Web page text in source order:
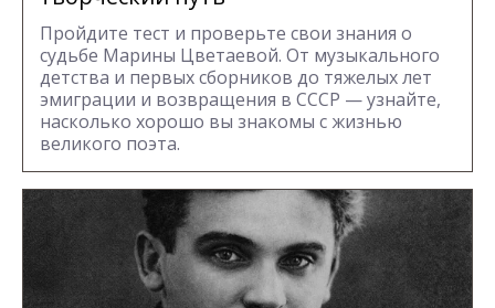
Пройдите тест и проверьте свои знания о
судьбе Марины Цветаевой. От музыкального
детства и первых сборников до тяжелых лет
эмиграции и возвращения в СССР — узнайте,
насколько хорошо вы знакомы с жизнью
великого поэта.